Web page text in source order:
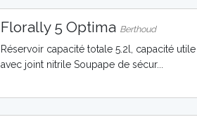
Florally 5 Optima Berthoud
Réservoir capacité totale 5.2l, capacité
avec joint nitrile Soupape de sécur...